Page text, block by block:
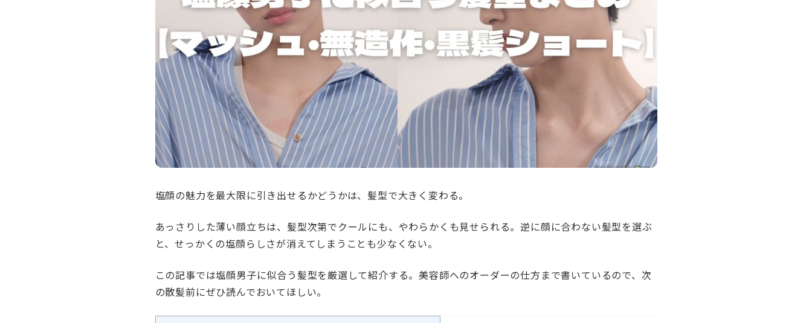
塩顔の魅力を最大限に引き出せるかどうかは、髪型で大きく変わる。
あっさりした薄い顔立ちは、髪型次第でクールにも、やわらかくも見せられる。逆に顔に合わない髪型を選ぶ
と、せっかくの塩顔らしさが消えてしまうことも少なくない。
この記事では塩顔男子に似合う髪型を厳選して紹介する。美容師へのオーダーの仕方まで書いているので、次
の散髪前にぜひ読んでおいてほしい。